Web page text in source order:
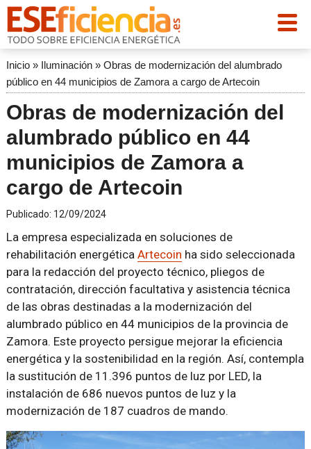
Inicio» Iluminación» Obras de modernización del alumbrado
público en 44 municipios de Zamora a cargo de Artecoin
Obras de modernización del
alumbrado público en 44
municipios de Zamora a
cargo de Artecoin
Publicado: 12/09/2024
La empresa especializada en soluciones de
rehabilitación energética Artecoin ha sido seleccionada
para la redacción del proyecto técnico, pliegos de
contratación, dirección facultativa y asistencia técnica
de las obras destinadas a la modernización del
alumbrado público en 44 municipios de la provincia de
Zamora. Este proyecto persigue mejorar la eficiencia
energética y la sostenibilidad en la región. Así, contempla
la sustitución de 11.396 puntos de luz por LED, la
instalación de 686 nuevos puntos de luz y la
modernización de 187 cuadros de mando.